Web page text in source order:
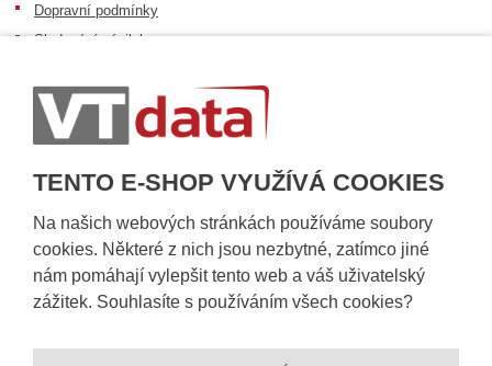
TENTO E-SHOP VYUŽÍVÁ COOKIES
Na našich webových stránkách používáme soubory
cookies. Některé z nich jsou nezbytné, zatímco jiné
nám pomáhají vylepšit tento web a váš uživatelský
zážitek. Souhlasíte s používáním všech cookies?
Dopravní podmínky
Sledování zásilek
Informace k dostupnosti zboží
Obecné informace